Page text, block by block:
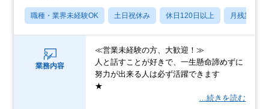
職種・業界未経験OK 土日祝休み 休日120日以上 月残業20
業務内容
≪営業未経験の方、大歓迎！≫
人と話すことが好きで、一生懸命諦めずに
努力が出来る人は必ず活躍できます
★
…続きを読む